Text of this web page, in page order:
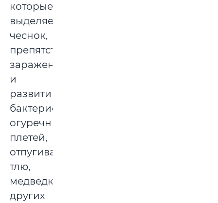
которые
выделяет
чеснок,
препятствуют
заражению
и
развитию
бактериоза
огуречных
плетей,
отпугивают
тлю,
медведку,
других